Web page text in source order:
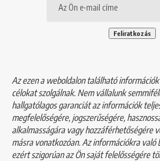
Az ezen a weboldalon található
célokat szolgálnak. Nem vállalunk
hallgatólagos garanciát az információk
megfelelőségére, jogszerűségére,
alkalmasságára vagy hozzáférhetőségére
másra vonatkozóan. Az információkra való
ezért szigorúan az Ön saját felelősségére